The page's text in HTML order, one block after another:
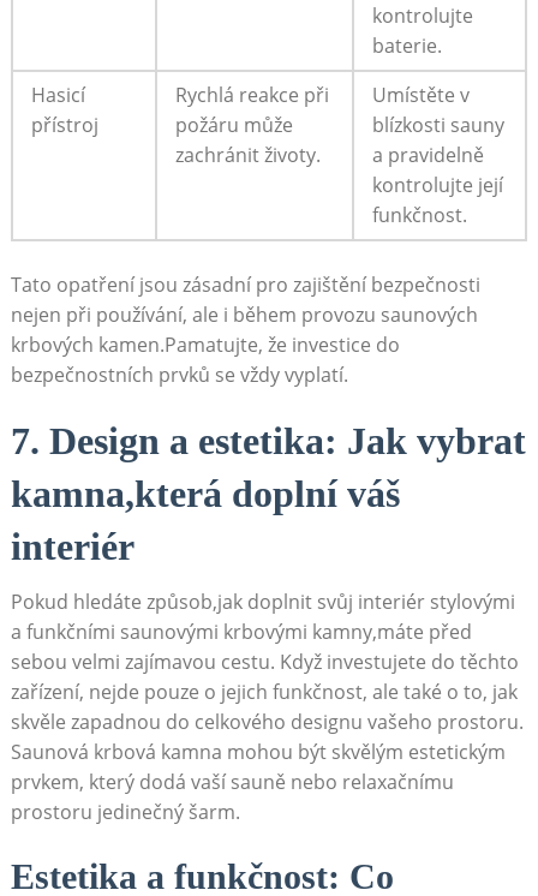
kontrolujte
baterie.
Hasicí
přístroj
Rychlá reakce při
požáru může
zachránit životy.
Umístěte v
blízkosti sauny
a pravidelně
kontrolujte její
funkčnost.
Tato opatření jsou zásadní pro zajištění bezpečnosti
nejen při používání, ale i během provozu saunových
krbových kamen.Pamatujte, že investice do
bezpečnostních prvků se vždy vyplatí.
7. Design a estetika: Jak vybrat
kamna,která doplní váš
interiér
Pokud hledáte způsob,jak doplnit svůj interiér stylovými
a funkčními saunovými krbovými kamny,máte před
sebou velmi zajímavou cestu. Když investujete do těchto
zařízení, nejde pouze o jejich funkčnost, ale také o to, jak
skvěle zapadnou do celkového designu vašeho prostoru.
Saunová krbová kamna mohou být skvělým estetickým
prvkem, který dodá vaší sauně nebo relaxačnímu
prostoru jedinečný šarm.
Estetika a funkčnost: Co